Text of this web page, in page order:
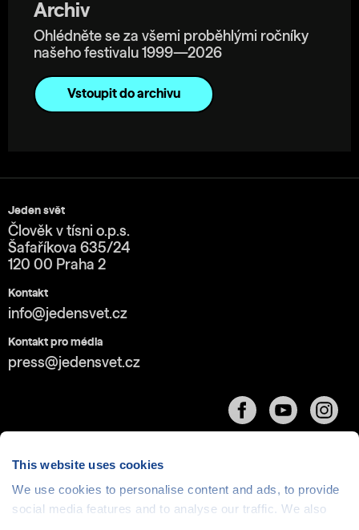
This website uses cookies
We use cookies to personalise content and ads, to provide
social media features and to analyse our traffic. We also
Archiv
Ohlédněte se za všemi proběhlými ročníky
našeho festivalu 1999—2026
Vstoupit do archivu
Jeden svět
Člověk v tísni o.p.s.
Šafaříkova 635/24
120 00 Praha 2
Kontakt
info@jedensvet.cz
Kontakt pro média
press@jedensvet.cz
Cookies| © 1999-2026 Člověk v tísni o.p.s., web běží